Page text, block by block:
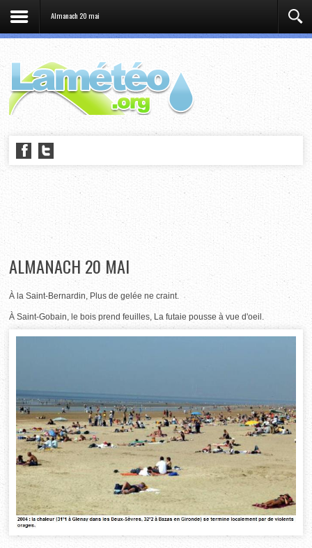
Almanach 20 mai
ALMANACH 20 MAI
À la Saint-Bernardin, Plus de gelée ne craint.
À Saint-Gobain, le bois prend feuilles, La futaie pousse à vue d'oeil.